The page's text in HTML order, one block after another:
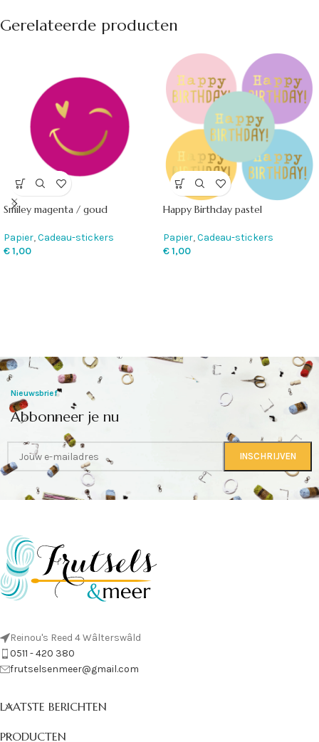
Gerelateerde producten
Smiley magenta / goud
Papier,Cadeau-stickers
€1,00
Happy Birthday pastel
Papier,Cadeau-stickers
€1,00
Nieuwsbrief
Abbonneer je nu
Reinou's Reed 4 Wâlterswâld
0511 - 420 380
frutselsenmeer@gmail.com
LAATSTE BERICHTEN
PRODUCTEN